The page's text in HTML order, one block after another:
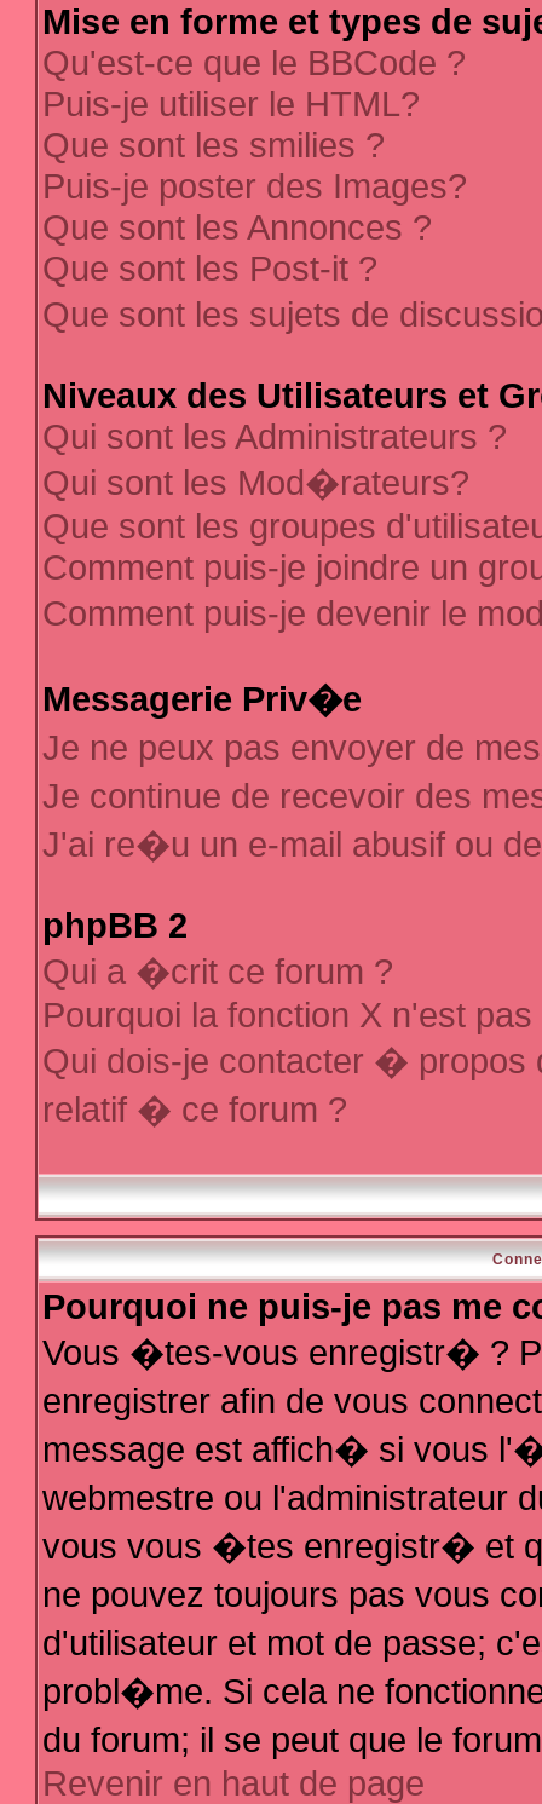
Mise en forme et types de
Qu'est-ce que le BBCode ?
Puis-je utiliser le HTML?
Que sont les smilies ?
Puis-je poster des Images?
Que sont les Annonces ?
Que sont les Post-it ?
Que sont les sujets de
Niveaux des Utilisateurs et
Qui sont les Administrateurs ?
Qui sont les Mod�rateurs?
Que sont les groupes
Comment puis-je joindre un
Comment puis-je devenir le
Messagerie Priv�e
Je ne peux pas envoyer de
Je continue de recevoir des
J'ai re�u un e-mail abusif ou
phpBB 2
Qui a �crit ce forum ?
Pourquoi la fonction X n'est
Qui dois-je contacter �
relatif � ce forum ?
Pourquoi ne puis-je pas me
Vous �tes-vous enregistr� ?
enregistrer afin de vous
message est affich� si vous
webmestre ou l'administrateur
vous vous �tes enregistr� et
ne pouvez toujours pas vous
d'utilisateur et mot de passe;
probl�me. Si cela ne
du forum; il se peut que le
Revenir en haut de page